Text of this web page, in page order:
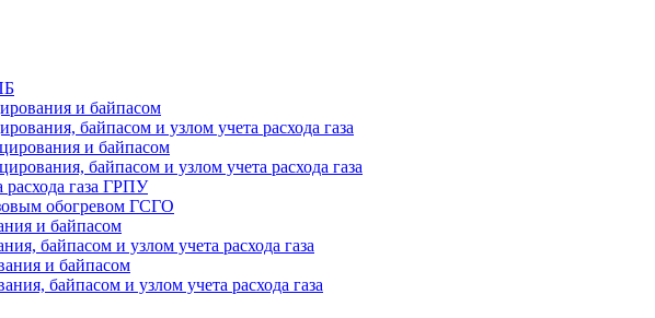
и байпасом
байпасом и узлом учета расхода газа
и байпасом
байпасом и узлом учета расхода газа
расхода газа ГРПУ
обогревом ГСГО
и байпасом
байпасом и узлом учета расхода газа
и байпасом
байпасом и узлом учета расхода газа